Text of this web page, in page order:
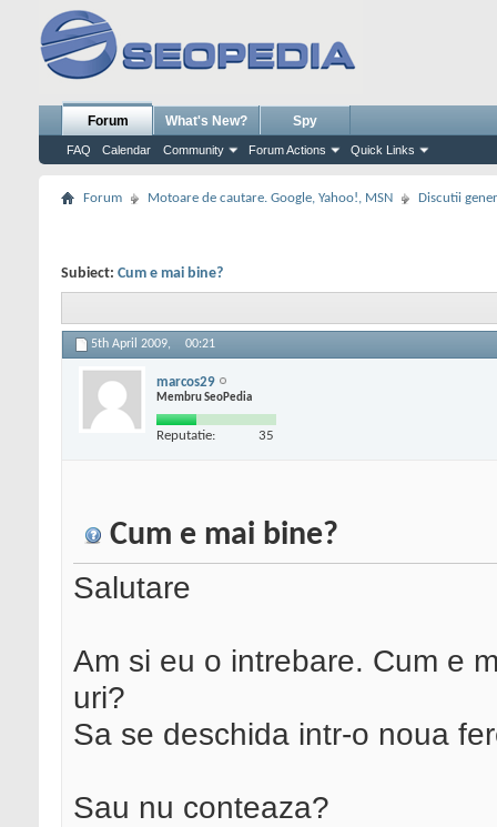
Forum
FAQ Calendar Community Forum Actions Quick Links
What's New? Spy
Forum Motoare de cautare. Google, Yahoo!, MSN Discutii
Subiect: Cum e mai bine?
5th April 2009, 00:21
marcos29
Membru SeoPedia
Reputatie: 35
Cum e mai bine?
Salutare
Am si eu o intrebare. Cum e
uri?
Sa se deschida intr-o noua
Sau nu conteaza?